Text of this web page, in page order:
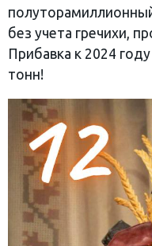
без учета гречихи,
Прибавка к 2024
тонн!